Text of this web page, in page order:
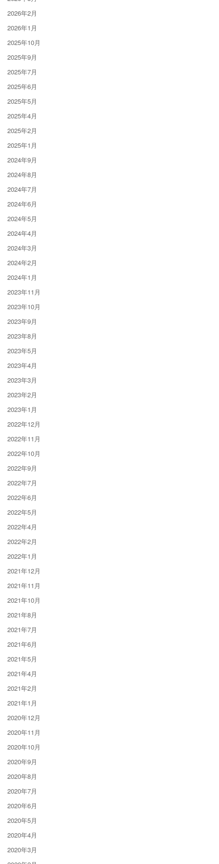
2026年2月
2026年1月
2025年10月
2025年9月
2025年7月
2025年6月
2025年5月
2025年4月
2025年2月
2025年1月
2024年9月
2024年8月
2024年7月
2024年6月
2024年5月
2024年4月
2024年3月
2024年2月
2024年1月
2023年11月
2023年10月
2023年9月
2023年8月
2023年5月
2023年4月
2023年3月
2023年2月
2023年1月
2022年12月
2022年11月
2022年10月
2022年9月
2022年7月
2022年6月
2022年5月
2022年4月
2022年2月
2022年1月
2021年12月
2021年11月
2021年10月
2021年8月
2021年7月
2021年6月
2021年5月
2021年4月
2021年2月
2021年1月
2020年12月
2020年11月
2020年10月
2020年9月
2020年8月
2020年7月
2020年6月
2020年5月
2020年4月
2020年3月